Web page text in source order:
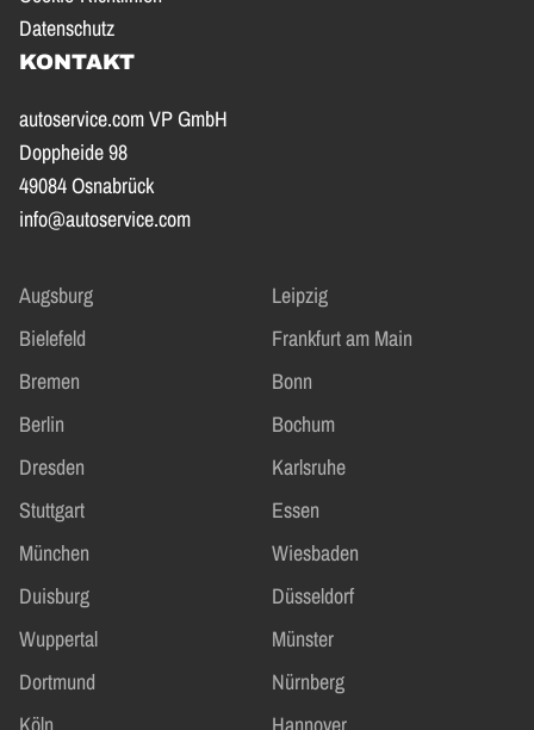
Datenschutz
KONTAKT
autoservice.com VP GmbH
Doppheide 98
49084 Osnabrück
info@autoservice.com
Augsburg
Leipzig
Bielefeld
Frankfurt am Main
Bremen
Bonn
Berlin
Bochum
Dresden
Karlsruhe
Stuttgart
Essen
München
Wiesbaden
Duisburg
Düsseldorf
Wuppertal
Münster
Dortmund
Nürnberg